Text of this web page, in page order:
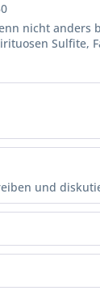
nicht anders
Sulfite,
und